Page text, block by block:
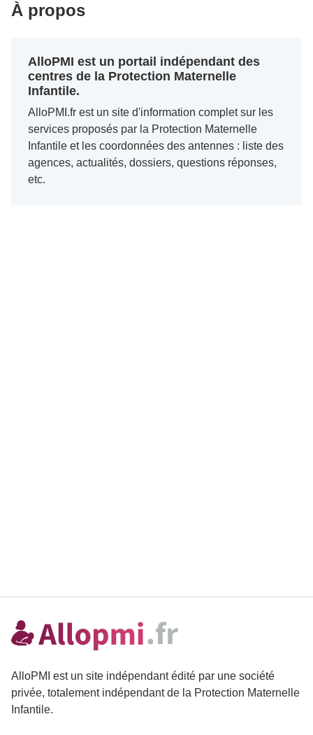
À propos
AlloPMI est un portail indépendant des
centres de la Protection Maternelle
Infantile.
AlloPMI.fr est un site d'information complet sur les
services proposés par la Protection Maternelle
Infantile et les coordonnées des antennes : liste des
agences, actualités, dossiers, questions réponses,
etc.
AlloPMI est un site indépendant édité par une société
privée, totalement indépendant de la Protection Maternelle
Infantile.